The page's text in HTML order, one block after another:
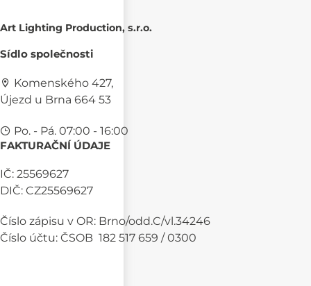
Art Lighting Production, s.r.o.
Sídlo společnosti
Komenského 427,
Újezd u Brna 664 53
Po. - Pá. 07:00 - 16:00
FAKTURAČNÍ ÚDAJE
IČ: 25569627
DIČ: CZ25569627
Číslo zápisu v OR: Brno/odd.C/vl.34246
Číslo účtu: ČSOB 182 517 659 / 0300